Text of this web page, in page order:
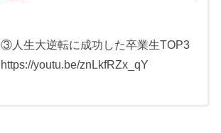
③人生大逆転に成功した卒業生TOP3
https://youtu.be/znLkfRZx_qY